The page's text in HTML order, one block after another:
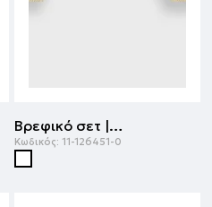
Βρεφικό σετ | ΕΜΠΡΙΜΕ
Κωδικός: 11-126451-0